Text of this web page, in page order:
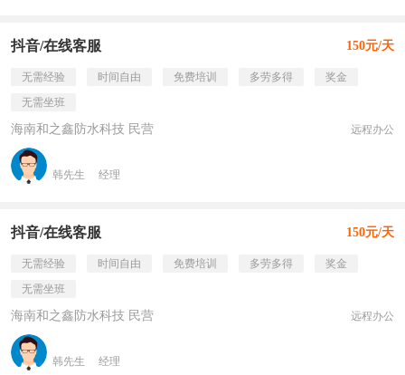
抖音/在线客服 150元/天
无需经验 时间自由 免费培训 多劳多得
奖金
无需坐班
海南和之鑫防水科技 民营 远程办公
韩先生 经理
抖音/在线客服 150元/天
无需经验 时间自由 免费培训 多劳多得
奖金
无需坐班
海南和之鑫防水科技 民营 远程办公
韩先生 经理